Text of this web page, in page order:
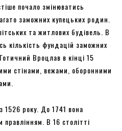
почало змінюватись
заможних купецьких родин.
та житлових будівель. В
кількість фундацій заможних
Вроцлав в кінці 15
стінами, вежами, оборонними
1526 року. До 1741 вона
В 16 столітті